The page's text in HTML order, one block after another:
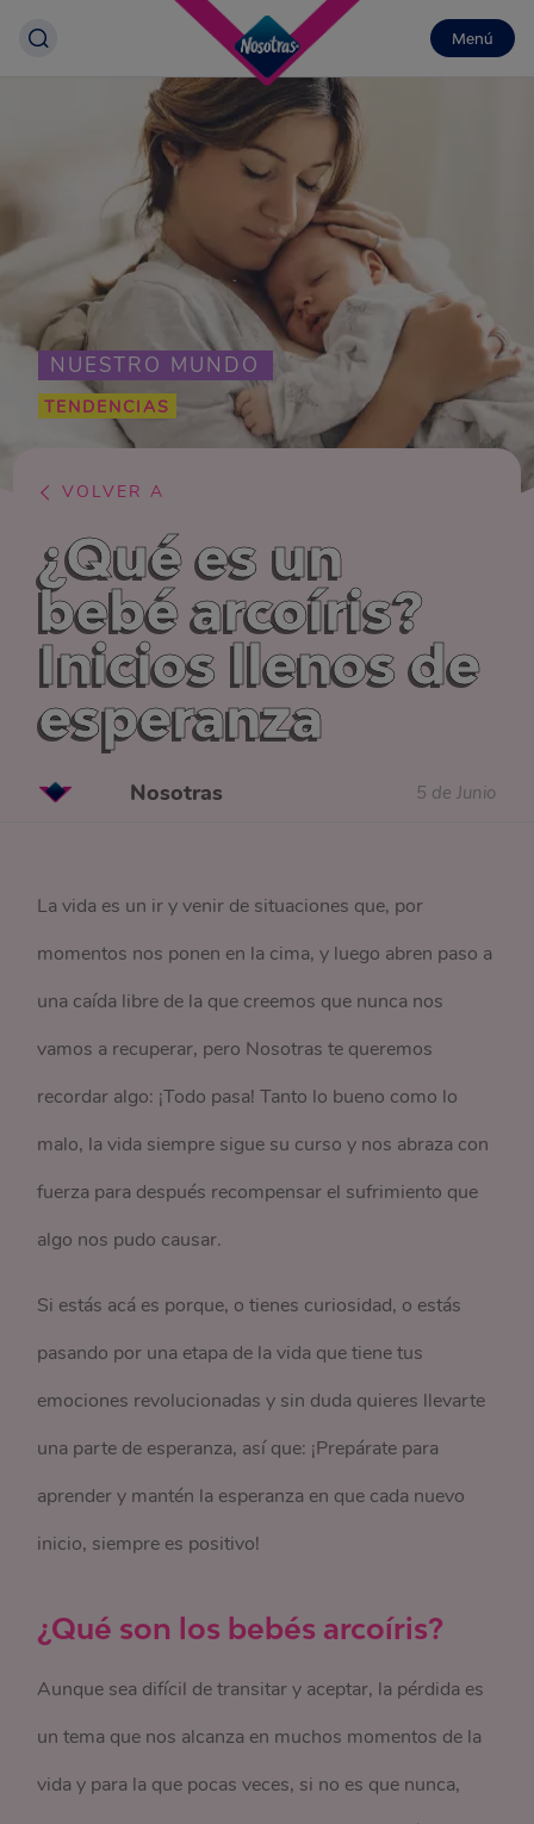
Menú
NUESTRO MUNDO
TENDENCIAS
VOLVER A
¿Qué es un
bebé arcoíris?
Inicios llenos de
esperanza
Nosotras 5 de Junio
La vida es un ir y venir de situaciones que, por
momentos nos ponen en la cima, y luego abren paso a
una caída libre de la que creemos que nunca nos
vamos a recuperar, pero Nosotras te queremos
recordar algo: ¡Todo pasa! Tanto lo bueno como lo
malo, la vida siempre sigue su curso y nos abraza con
fuerza para después recompensar el sufrimiento que
algo nos pudo causar.
Si estás acá es porque, o tienes curiosidad, o estás
pasando por una etapa de la vida que tiene tus
emociones revolucionadas y sin duda quieres llevarte
una parte de esperanza, así que: ¡Prepárate para
aprender y mantén la esperanza en que cada nuevo
inicio, siempre es positivo!
¿Qué son los bebés arcoíris?
Aunque sea difícil de transitar y aceptar, la pérdida es
un tema que nos alcanza en muchos momentos de la
vida y para la que pocas veces, si no es que nunca,